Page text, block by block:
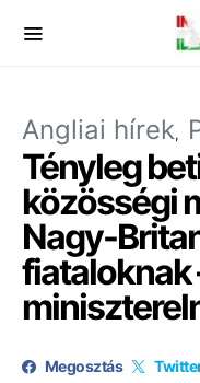
Angliai hírek
Tényleg
közösségi
Nagy-
fiataloknak
Megosztás